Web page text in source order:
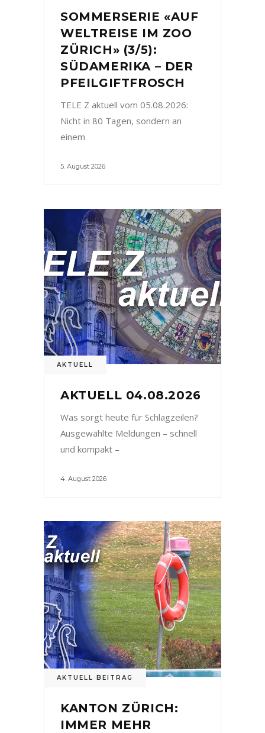
SOMMERSERIE «AUF
WELTREISE IM ZOO
ZÜRICH» (3/5):
SÜDAMERIKA – DER
PFEILGIFTFROSCH
TELE Z aktuell vom 05.08.2026:
Nicht in 80 Tagen, sondern an
einem
5. August 2026
AKTUELL
AKTUELL 04.08.2026
Was sorgt heute für Schlagzeilen?
Ausgewählte Meldungen – schnell
und kompakt –
4. August 2026
AKTUELL BEITRAG
KANTON ZÜRICH:
IMMER MEHR